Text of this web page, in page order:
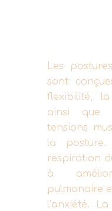
Les
sont
flexibilité,
ainsi que
tensions
la posture.
respiration
à
pulmonaire
l’anxiété.